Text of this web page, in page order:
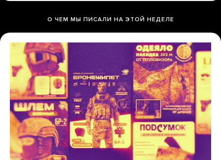
О ЧЕМ МЫ ПИСАЛИ НА ЭТОЙ НЕДЕЛЕ